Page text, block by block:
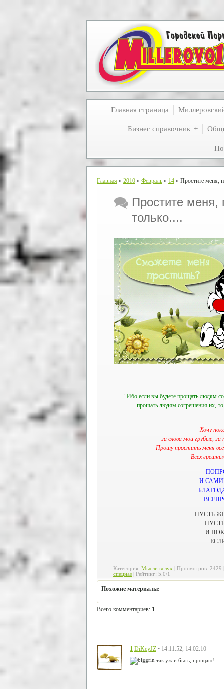
Главная страница
Бизнес справочник
Главная » 2010 » Февраль » 14 » Простите меня,
Простите меня,
только....
"Ибо если вы будете прощать людям
прощать людям согрешения их,
Хочу
за слова мои грубые,
Прошу простить меня
Всех
И
ПУСТЬ
И
Категория: Мысли вслух Просмотров: 2429
спецназ
Рейтинг: 5.0/1
Похожие материалы:
Всего комментариев: 1
1 DiKeyJZ • 14:11:52, 14.02.10
так уж и быть, прощаю!